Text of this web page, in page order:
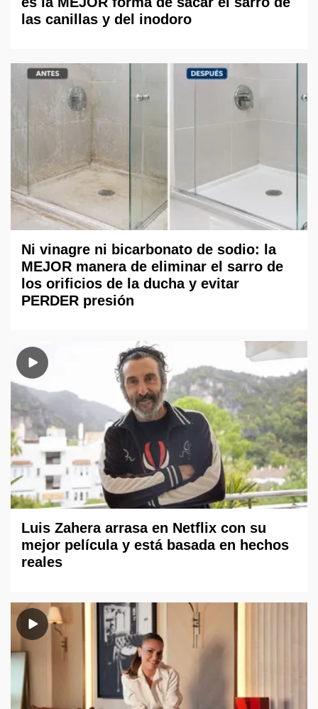
las canillas y del inodoro
Ni vinagre ni bicarbonato de sodio: la
MEJOR manera de eliminar el sarro de
los orificios de la ducha y evitar
PERDER presión
Luis Zahera arrasa en Netflix con su
mejor película y está basada en hechos
reales